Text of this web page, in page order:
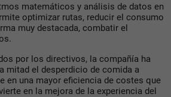
matemáticos y análisis de datos en
optimizar rutas, reducir el consumo
muy destacada, combatir el
por los directivos, la compañía ha
mitad el desperdicio de comida a
en una mayor eficiencia de costes que
en la mejora de la experiencia del